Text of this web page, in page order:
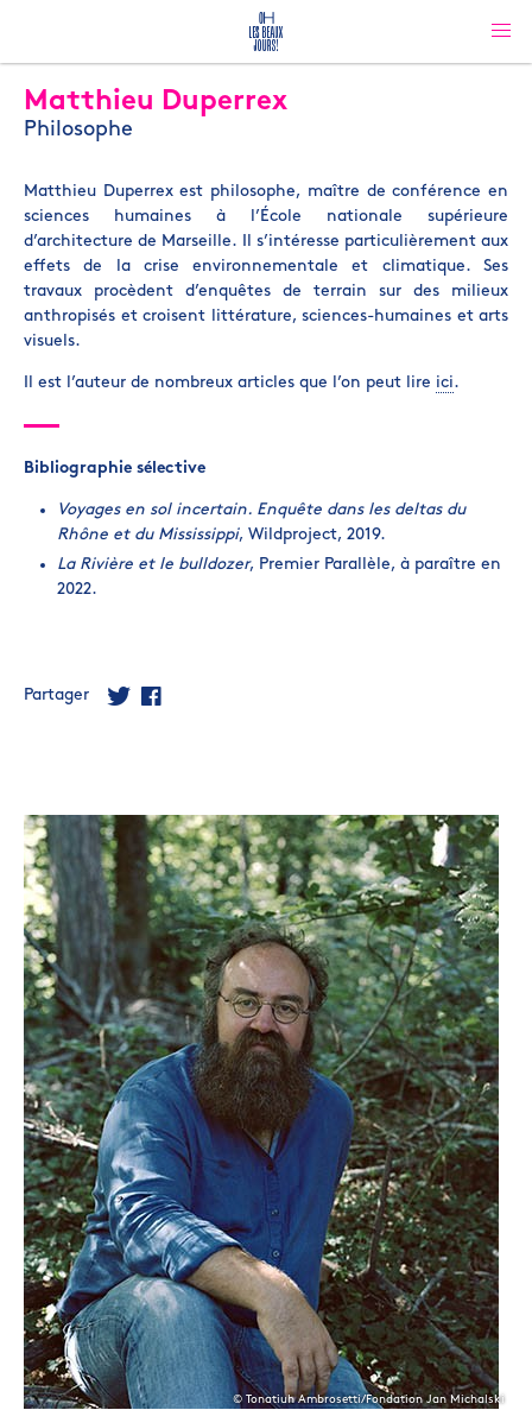
Matthieu Duperrex
Philosophe
Matthieu Duperrex est philosophe, maître de conférence en
sciences humaines à l’École nationale supérieure
d’architecture de Marseille. Il s’intéresse particulièrement aux
effets de la crise environnementale et climatique. Ses
travaux procèdent d’enquêtes de terrain sur des milieux
anthropisés et croisent littérature, sciences-humaines et arts
visuels.
Il est l’auteur de nombreux articles que l’on peut lire ici.
Bibliographie sélective
Voyages en sol incertain. Enquête dans les deltas du
Rhône et du Mississippi, Wildproject, 2019.
La Rivière et le bulldozer, Premier Parallèle, à paraître en
2022.
Partager
© Tonatiuh Ambrosetti/Fondation Jan Michalski